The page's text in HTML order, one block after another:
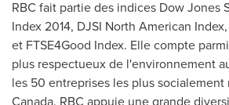
RBC fait partie des indices Dow Jones
Index 2014, DJSI North American
et FTSE4Good Index. Elle compte
plus respectueux de l'environnement
les 50 entreprises les plus socialement